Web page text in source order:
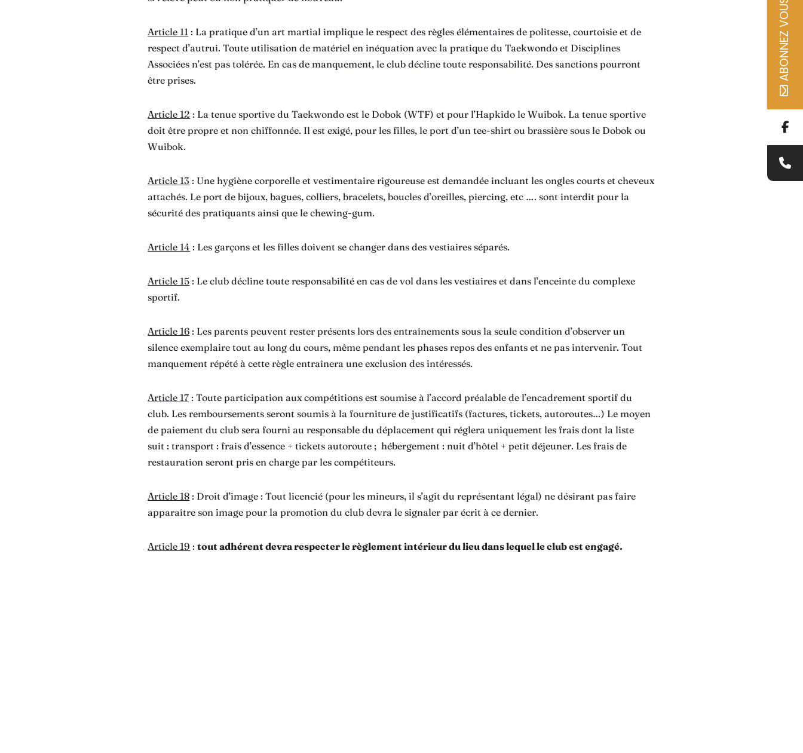
Article 11 : La pratique d’un art martial implique le respect des règles élémentaires de politesse, courtoisie et de
respect d’autrui. Toute utilisation de matériel en inéquation avec la pratique du Taekwondo et Disciplines
Associées n’est pas tolérée. En cas de manquement, le club décline toute responsabilité. Des sanctions pourront
être prises.
Article 12 : La tenue sportive du Taekwondo est le Dobok (WTF) et pour l’Hapkido le Wuibok. La tenue sportive
doit être propre et non chiffonnée. Il est exigé, pour les filles, le port d’un tee-shirt ou brassière sous le Dobok ou
Wuibok.
Article 13 : Une hygiène corporelle et vestimentaire rigoureuse est demandée incluant les ongles courts et cheveux
attachés. Le port de bijoux, bagues, colliers, bracelets, boucles d’oreilles, piercing, etc …. sont interdit pour la
sécurité des pratiquants ainsi que le chewing-gum.
Article 14 : Les garçons et les filles doivent se changer dans des vestiaires séparés.
Article 15 : Le club décline toute responsabilité en cas de vol dans les vestiaires et dans l’enceinte du complexe
sportif.
Article 16 : Les parents peuvent rester présents lors des entraînements sous la seule condition d’observer un
silence exemplaire tout au long du cours, même pendant les phases repos des enfants et ne pas intervenir. Tout
manquement répété à cette règle entraînera une exclusion des intéressés.
Article 17 : Toute participation aux compétitions est soumise à l’accord préalable de l’encadrement sportif du
club. Les remboursements seront soumis à la fourniture de justificatifs (factures, tickets, autoroutes…) Le moyen
de paiement du club sera fourni au responsable du déplacement qui réglera uniquement les frais dont la liste
suit : transport : frais d’essence + tickets autoroute ; hébergement : nuit d’hôtel + petit déjeuner. Les frais de
restauration seront pris en charge par les compétiteurs.
Article 18 : Droit d’image : Tout licencié (pour les mineurs, il s’agit du représentant légal) ne désirant pas faire
apparaître son image pour la promotion du club devra le signaler par écrit à ce dernier.
Article 19 :tout adhérent devra respecter le règlement intérieur du lieu dans lequel le club est engagé.
ABONNEZ VOUS